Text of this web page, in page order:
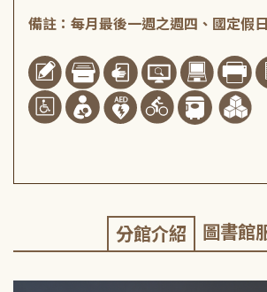
備註：每月最後一週之週四、國定假
分館介紹 圖書館